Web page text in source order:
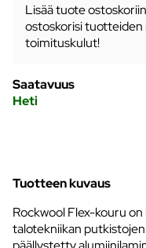
Lisää tuote
ostoskorisi
toimituskulut!
Saatavuus
Heti
Tuotteen kuvaus
Rockwool Flex-kouru
talotekniikan